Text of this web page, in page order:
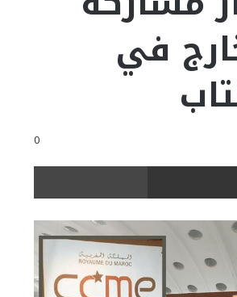
في
0
مشاركة عبر البريد